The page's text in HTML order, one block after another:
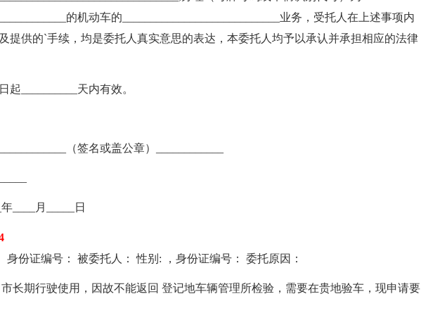
的机动车的____________________________业务，受托人在上述事项内
提供的`手续，均是委托人真实意思的表达，本委托人均予以承认并承担相应的法律
起__________天内有效。
（签名或盖公章）____________
____月_____日
身份证编号： 被委托人： 性别: ，身份证编号： 委托原因：
长期行驶使用，因故不能返回 登记地车辆管理所检验，需要在贵地验车，现申请要